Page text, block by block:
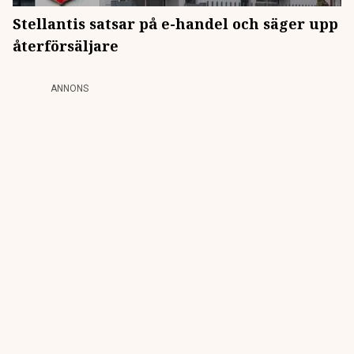
Stellantis satsar på e-handel och säger upp
återförsäljare
ANNONS